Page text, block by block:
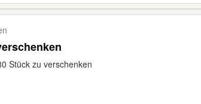
Stück zu verschenken